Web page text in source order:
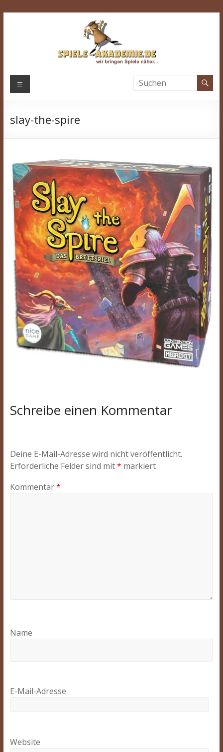
Spiele-
Wir
Menü
slay-the-spire
Schreibe einen Kommentar
Deine E-Mail-Adresse wird nicht veröffentlicht.
Erforderliche Felder sind mit* markiert
Kommentar*
Name
E-Mail-Adresse
Website